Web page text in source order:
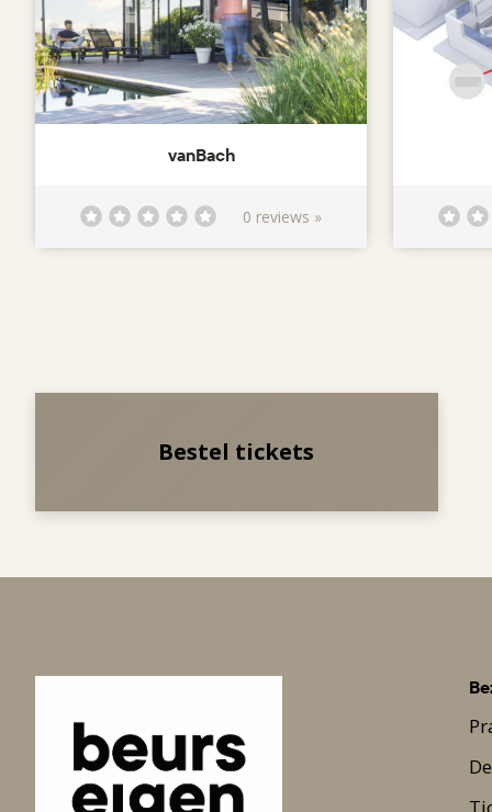
vanBach
0 reviews »
Bestel tickets